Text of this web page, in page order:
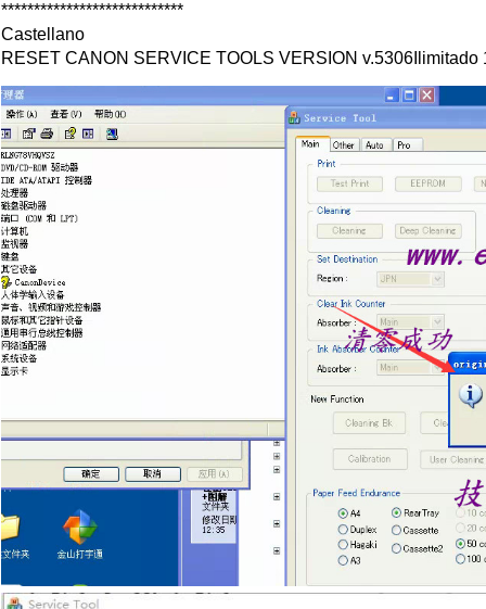
****************************
Castellano
RESET CANON SERVICE TOOLS VERSION v.5306Ilimitado